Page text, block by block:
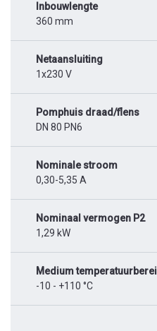
Inbouwlengte
360 mm
Netaansluiting
1x230 V
Pomphuis draad/flens
DN 80 PN6
Nominale stroom
0,30-5,35 A
Nominaal vermogen P2
1,29 kW
Medium
-10 - +110 °C